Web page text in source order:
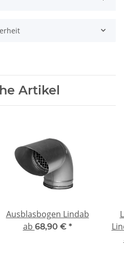
Artikel
Ausblasbogen Lindab
ab 68,90 € *